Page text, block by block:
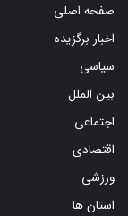
صفحه اصلی
اخبار برگزیده
سیاسی
بین الملل
اجتماعی
اقتصادی
ورزشی
استان ها